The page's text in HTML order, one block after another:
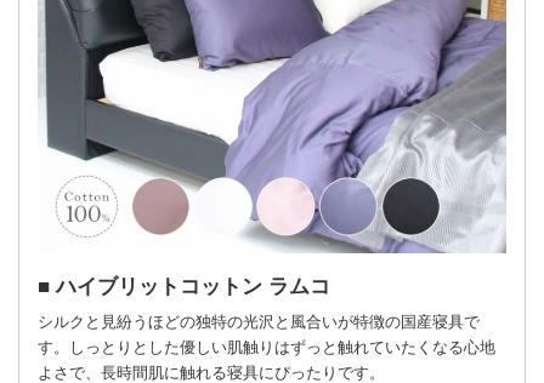
ハイブリットコットン ラムコ
シルクと見紛うほどの独特の光沢と風合いが特徴の国産寝具で
す。しっとりとした優しい肌触りはずっと触れていたくなる心地
よさで、長時間肌に触れる寝具にぴったりです。